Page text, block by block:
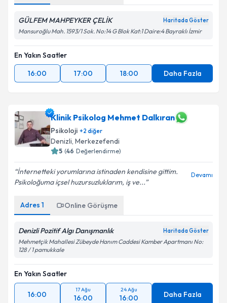
GÜLFEM MAHPEYKER ÇELİK Haritada Göster
Mansuroğlu Mah. 1593/1 Sok. No:14 G Blok Kat:1 Daire:4 Bayraklı İzmir
En Yakın Saatler
16:00
17:00 18:00 Daha Fazla
Klinik Psikolog Mehmet Dalkıran
Psikoloji +2 diğer
Denizli, Merkezefendi
5 (46 Değerlendirme)
İnternetteki yorumlarına istinaden kendisine gittim.
Psikoloğuma içsel huzursuzluklarım, iş ve...
Devamı
Adres 1 Online Görüşme
Denizli Pozitif Algı Danışmanlık Haritada Göster
Mehmetçik Mahallesi Zübeyde Hanım Caddesi Kamber Apartmanı No:
128 / 1 pamukkale
En Yakın Saatler
16:00
17 Ağu
16:00
24 Ağu
16:00 Daha Fazla